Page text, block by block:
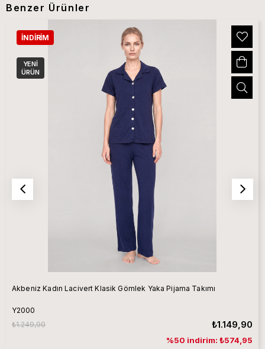
Benzer Ürünler
Akbeniz Kadın Lacivert Klasik Gömlek Yaka Pijama Takımı
Y2000
₺1.149,90
₺1.249,90
%50 indirim: ₺574,95
İNDIRIM
YENI
ÜRÜN